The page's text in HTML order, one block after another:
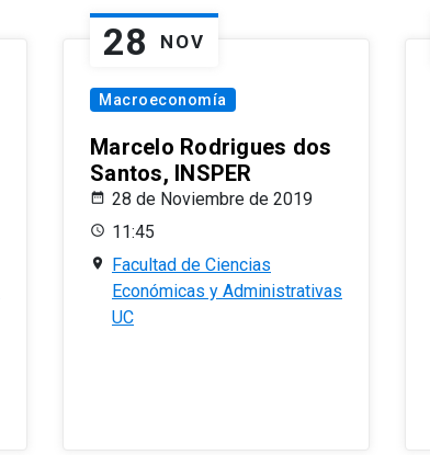
28 NOV
Macroeconomía
Marcelo Rodrigues dos
Santos, INSPER
28 de Noviembre de 2019
11:45
Facultad de Ciencias
Económicas y Administrativas
UC